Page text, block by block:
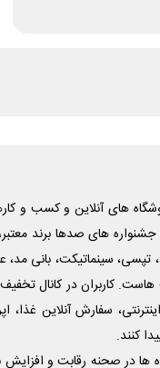
های آنلاین و کسب و‌
های صدها برند
سینماتیکت، بانی مد،
کاربران در کانال تخفیف
سفارش آنلاین غذا،
کنند.
ها در صحنه رقابت و افزایش